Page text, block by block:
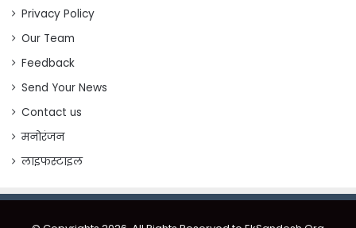
Privacy Policy
Our Team
Feedback
Send Your News
Contact us
मनोरंजन
लाइफस्टाइल